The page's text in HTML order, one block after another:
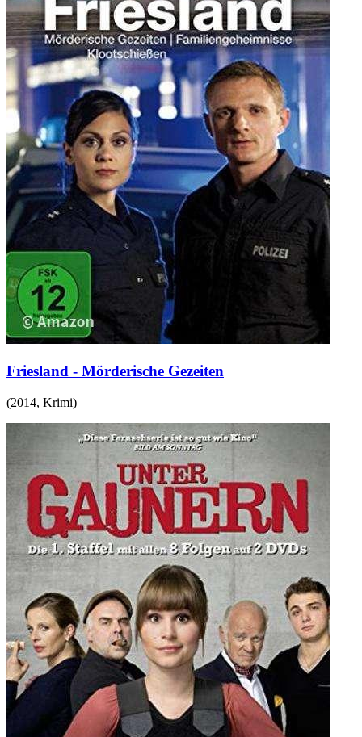
Friesland - Mörderische Gezeiten
(2014, Krimi)